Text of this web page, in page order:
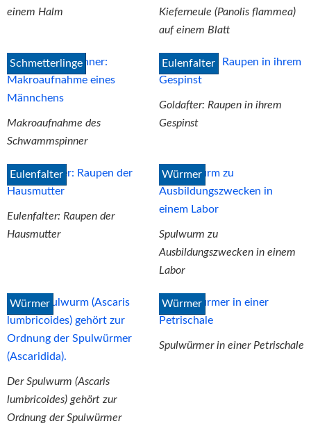
einem Halm
Kieferneule (Panolis flammea)
auf einem Blatt
Schmetterlinge
Makroaufnahme des
Schwammspinner
Eulenfalter
Goldafter: Raupen in ihrem
Gespinst
Eulenfalter
Eulenfalter: Raupen der
Hausmutter
Würmer
Spulwurm zu
Ausbildungszwecken in einem
Labor
Würmer
Der Spulwurm (Ascaris
lumbricoides) gehört zur
Ordnung der Spulwürmer
Würmer
Spulwürmer in einer Petrischale